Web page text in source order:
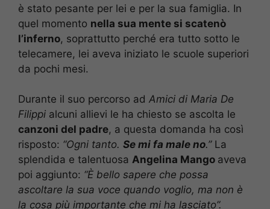
è stato pesante per lei e per la sua famiglia. In
quel momento nella sua mente si scatenò
l’inferno, soprattutto perché era tutto sotto le
telecamere, lei aveva iniziato le scuole superiori
da pochi mesi.
Durante il suo percorso ad Amici di Maria De
Filippi alcuni allievi le ha chiesto se ascolta le
canzoni del padre, a questa domanda ha così
risposto: “Ogni tanto. Se mi fa male no.”La
splendida e talentuosa Angelina Mango aveva
poi aggiunto: “È bello sapere che possa
ascoltare la sua voce quando voglio, ma non è
la cosa più importante che mi ha lasciato”.